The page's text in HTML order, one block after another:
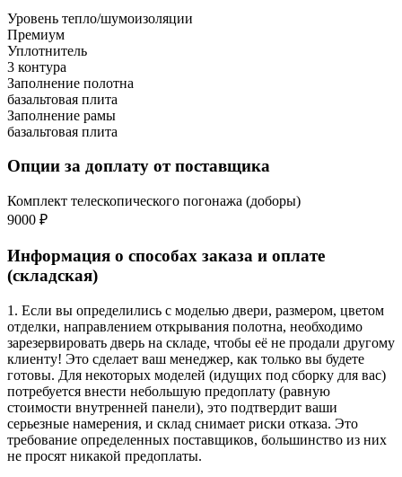
Уровень тепло/шумоизоляции
Премиум
Уплотнитель
3 контура
Заполнение полотна
базальтовая плита
Заполнение рамы
базальтовая плита
Опции за доплату от поставщика
Комплект телескопического погонажа (доборы)
9000 ₽
Информация о способах заказа и оплате
(складская)
1. Если вы определились с моделью двери, размером, цветом
отделки, направлением открывания полотна, необходимо
зарезервировать дверь на складе, чтобы её не продали другому
клиенту! Это сделает ваш менеджер, как только вы будете
готовы. Для некоторых моделей (идущих под сборку для вас)
потребуется внести небольшую предоплату (равную
стоимости внутренней панели), это подтвердит ваши
серьезные намерения, и склад снимает риски отказа. Это
требование определенных поставщиков, большинство из них
не просят никакой предоплаты.